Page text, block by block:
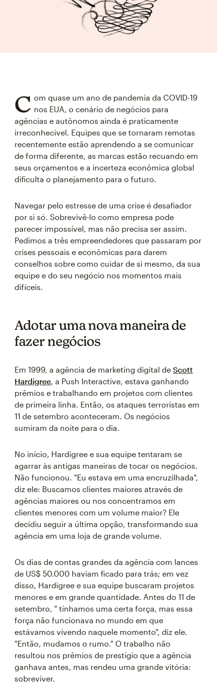
C om quase um ano de pandemia da COVID-19
nos EUA, o cenário de negócios para
agências e autônomos ainda é praticamente
irreconhecível. Equipes que se tornaram remotas
recentemente estão aprendendo a se comunicar
de forma diferente, as marcas estão recuando em
seus orçamentos e a incerteza econômica global
dificulta o planejamento para o futuro.
Navegar pelo estresse de uma crise é desafiador
por si só. Sobrevivê-lo como empresa pode
parecer impossível, mas não precisa ser assim.
Pedimos a três empreendedores que passaram por
crises pessoais e econômicas para darem
conselhos sobre como cuidar de si mesmo, da sua
equipe e do seu negócio nos momentos mais
difíceis.
Adotar uma nova maneira de
fazer negócios
Em 1999, a agência de marketing digital de Scott
Hardigree, a Push Interactive, estava ganhando
prêmios e trabalhando em projetos com clientes
de primeira linha. Então, os ataques terroristas em
11 de setembro aconteceram. Os negócios
sumiram da noite para o dia.
No início, Hardigree e sua equipe tentaram se
agarrar às antigas maneiras de tocar os negócios.
Não funcionou. "Eu estava em uma encruzilhada",
diz ele: Buscamos clientes maiores através de
agências maiores ou nos concentramos em
clientes menores com um volume maior? Ele
decidiu seguir a última opção, transformando sua
agência em uma loja de grande volume.
Os dias de contas grandes da agência com lances
de US$ 50.000 haviam ficado para trás; em vez
disso, Hardigree e sua equipe buscaram projetos
menores e em grande quantidade. Antes do 11 de
setembro, " tínhamos uma certa força, mas essa
força não funcionava no mundo em que
estávamos vivendo naquele momento", diz ele.
"Então, mudamos o rumo." O trabalho não
resultou nos prêmios de prestígio que a agência
ganhava antes, mas rendeu uma grande vitória:
sobreviver.